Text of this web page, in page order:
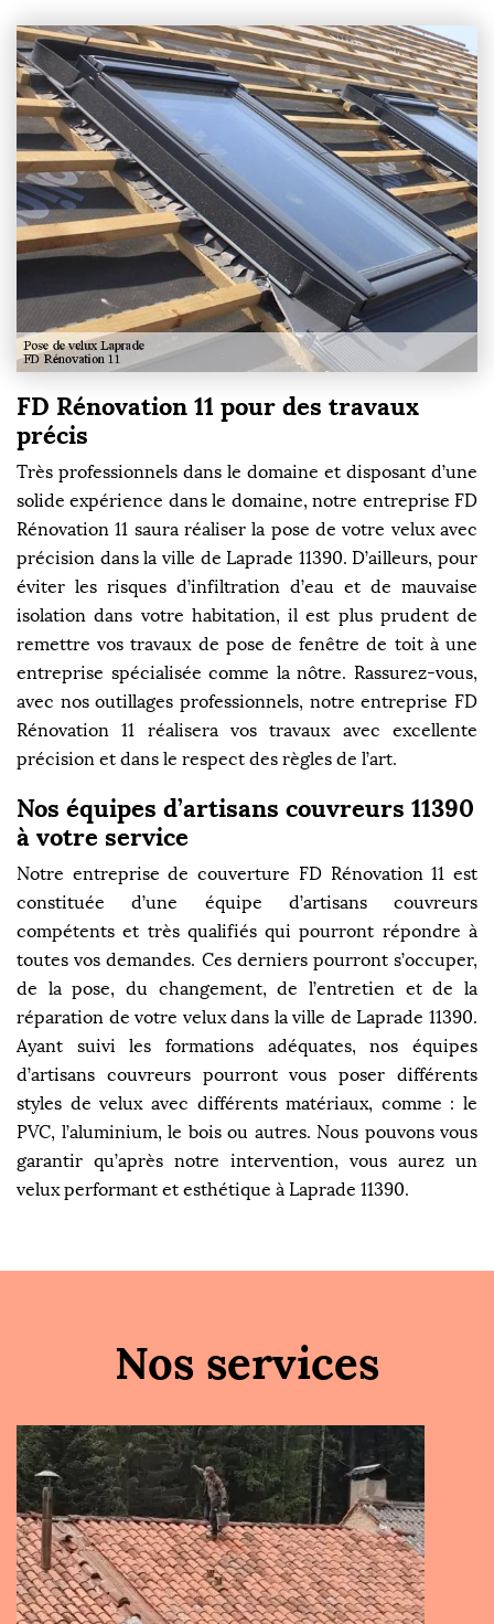
FD Rénovation 11 pour des travaux
précis
Très professionnels dans le domaine et disposant d’une
solide expérience dans le domaine, notre entreprise FD
Rénovation 11 saura réaliser la pose de votre velux avec
précision dans la ville de Laprade 11390. D’ailleurs, pour
éviter les risques d’infiltration d’eau et de mauvaise
isolation dans votre habitation, il est plus prudent de
remettre vos travaux de pose de fenêtre de toit à une
entreprise spécialisée comme la nôtre. Rassurez-vous,
avec nos outillages professionnels, notre entreprise FD
Rénovation 11 réalisera vos travaux avec excellente
précision et dans le respect des règles de l’art.
Nos équipes d’artisans couvreurs 11390
à votre service
Notre entreprise de couverture FD Rénovation 11 est
constituée d’une équipe d’artisans couvreurs
compétents et très qualifiés qui pourront répondre à
toutes vos demandes. Ces derniers pourront s’occuper,
de la pose, du changement, de l’entretien et de la
réparation de votre velux dans la ville de Laprade 11390.
Ayant suivi les formations adéquates, nos équipes
d’artisans couvreurs pourront vous poser différents
styles de velux avec différents matériaux, comme : le
PVC, l’aluminium, le bois ou autres. Nous pouvons vous
garantir qu’après notre intervention, vous aurez un
velux performant et esthétique à Laprade 11390.
Nos services